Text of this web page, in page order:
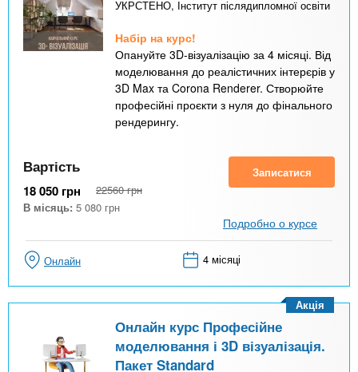
УКРСТЕНО, Інститут післядипломної освіти
Набір на курс!
Опануйте 3D-візуалізацію за 4 місяці. Від
моделювання до реалістичних інтерєрів у
3D Max та Corona Renderer. Створюйте
професійні проєкти з нуля до фінального
рендерингу.
Вартість
18 050 грн 22560 грн
В місяць: 5 080 грн
Записатися
Подробно о курсе
Онлайн 4 місяці
Онлайн курс Професійне
моделювання і 3D візуалізація.
Пакет Standard
Акція